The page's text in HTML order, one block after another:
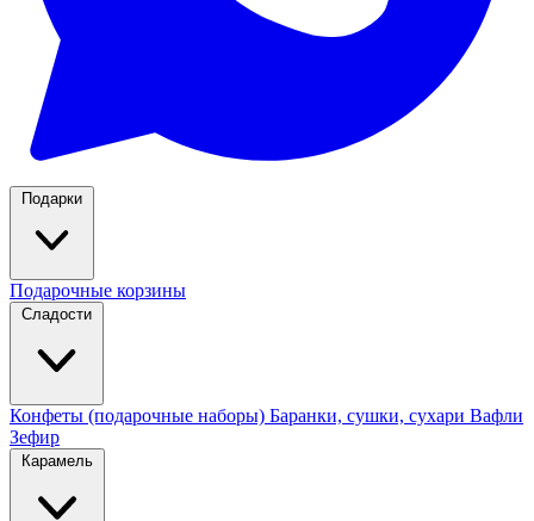
Подарки
Подарочные корзины
Сладости
Конфеты (подарочные наборы) Баранки, сушки, сухари Вафли
Зефир
Карамель